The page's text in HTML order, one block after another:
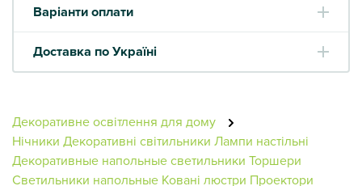
Варіанти оплати
Доставка по Україні
Декоративне освітлення для дому
Нічники Декоративні світильники Лампи настільні
Декоративные напольные светильники Торшери
Светильники напольные Ковані люстри Проектори